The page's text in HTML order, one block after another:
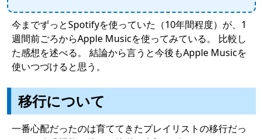
今までずっとSpotifyを使っていた（10年間程度）が、1
週間前ごろからApple Musicを使ってみている。 比較し
た感想を述べる。 結論から言うと今後もApple Musicを
使いつづけると思う。
移行について
一番心配だったのは育ててきたプレイリストの移行だっ